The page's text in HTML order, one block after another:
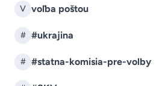
V voľba poštou
# #ukrajina
# #statna-komisia-pre-volby